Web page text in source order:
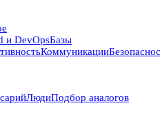
и DevOpsБазы
Коммуникации
ЛюдиПодбор аналогов